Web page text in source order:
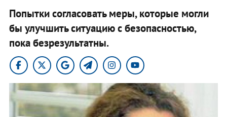
Попытки согласовать меры, которые могли
бы улучшить ситуацию с безопасностью,
пока безрезультатны.